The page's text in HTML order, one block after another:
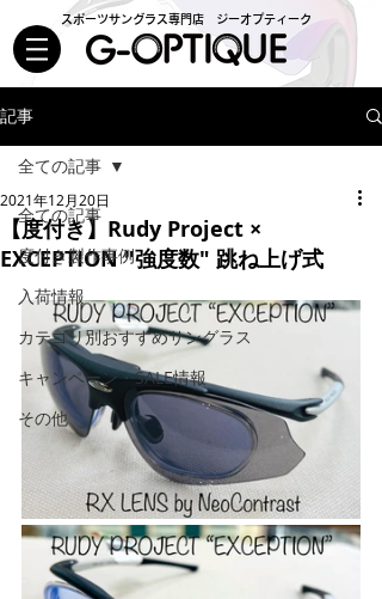
スポーツサングラス専門店 ジーオプティーク
記事
全ての記事
度付き製作事例
入荷情報
カテゴリ別おすすめサングラス
キャンペーン・SALE情報
その他
全ての記事
【度付き】Rudy Project ×
EXCEPTION "強度数" 跳ね上げ式
2021年12月20日